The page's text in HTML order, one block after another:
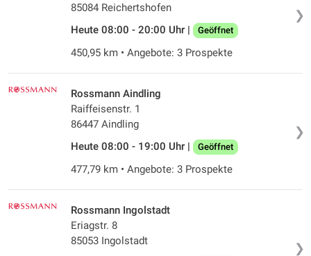
❯
85084 Reichertshofen
Heute 08:00 - 20:00 Uhr |
Geöffnet
450,95 km • Angebote: 3 Prospekte
❯
Rossmann Aindling
Raiffeisenstr. 1
86447 Aindling
Heute 08:00 - 19:00 Uhr |
Geöffnet
477,79 km • Angebote: 3 Prospekte
❯
Rossmann Ingolstadt
Eriagstr. 8
85053 Ingolstadt